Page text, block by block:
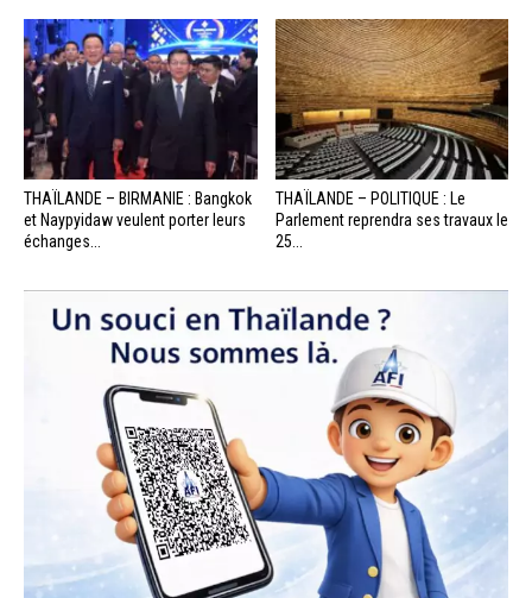
THAÏLANDE – BIRMANIE : Bangkok
et Naypyidaw veulent porter leurs
échanges...
THAÏLANDE – POLITIQUE : Le
Parlement reprendra ses travaux le
25...